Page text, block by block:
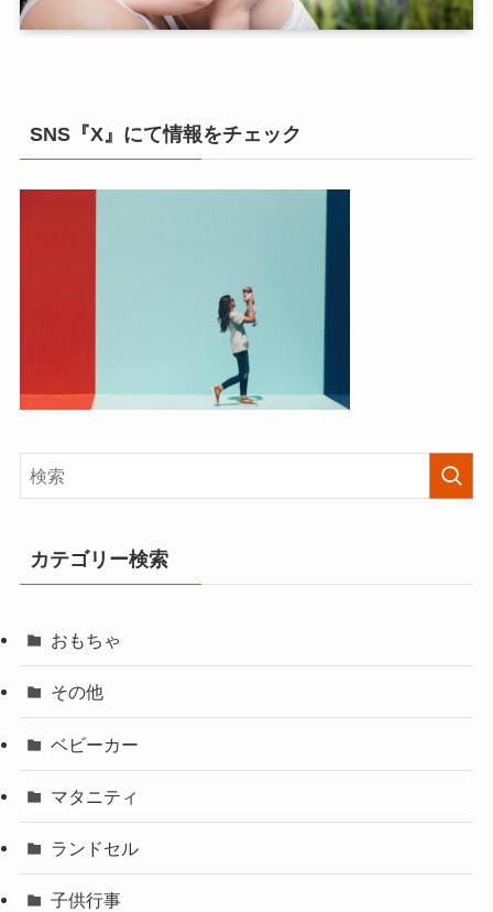
SNS『X』にて情報をチェック
カテゴリー検索
おもちゃ
その他
ベビーカー
マタニティ
ランドセル
子供行事